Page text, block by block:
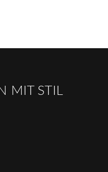
MIT STIL